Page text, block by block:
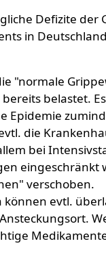
Defizite
in
"normale
belastet.
Epidemie
die
bei
eingeschränkt
verschoben.
können evtl.